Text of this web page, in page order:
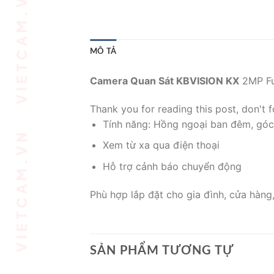
MÔ TẢ
Camera Quan Sát KBVISION KX 2MP
Thank you for reading this post, don't
Tính năng: Hồng ngoại ban đêm,
Xem từ xa qua điện thoại
Hỗ trợ cảnh báo chuyển động
Phù hợp lắp đặt cho gia đình, cửa
SẢN PHẨM TƯƠNG TỰ